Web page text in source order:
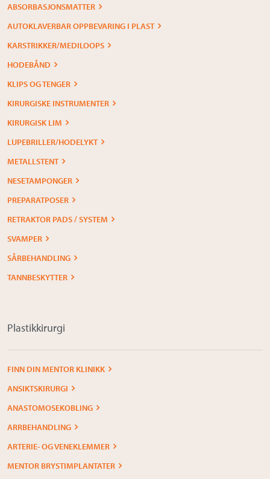
ABSORBASJONSMATTER
AUTOKLAVERBAR OPPBEVARING I PLAST
KARSTRIKKER/MEDILOOPS
HODEBÅND
KLIPS OG TENGER
KIRURGISKE INSTRUMENTER
KIRURGISK LIM
LUPEBRILLER/HODELYKT
METALLSTENT
NESETAMPONGER
PREPARATPOSER
RETRAKTOR PADS / SYSTEM
SVAMPER
SÅRBEHANDLING
TANNBESKYTTER
Plastikkirurgi
FINN DIN MENTOR KLINIKK
ANSIKTSKIRURGI
ANASTOMOSEKOBLING
ARRBEHANDLING
ARTERIE- OG VENEKLEMMER
MENTOR BRYSTIMPLANTATER